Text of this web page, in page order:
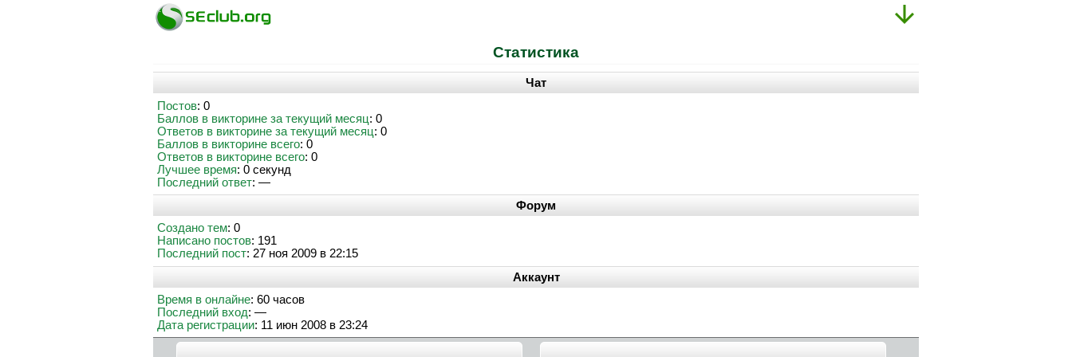
Статистика
Чат
Постов: 0
Баллов в викторине за текущий месяц: 0
Ответов в викторине за текущий месяц: 0
Баллов в викторине всего: 0
Ответов в викторине всего: 0
Лучшее время: 0 секунд
Последний ответ: —
Форум
Создано тем: 0
Написано постов: 191
Последний пост: 27 ноя 2009 в 22:15
Аккаунт
Время в онлайне: 60 часов
Последний вход: —
Дата регистрации: 11 июн 2008 в 23:24